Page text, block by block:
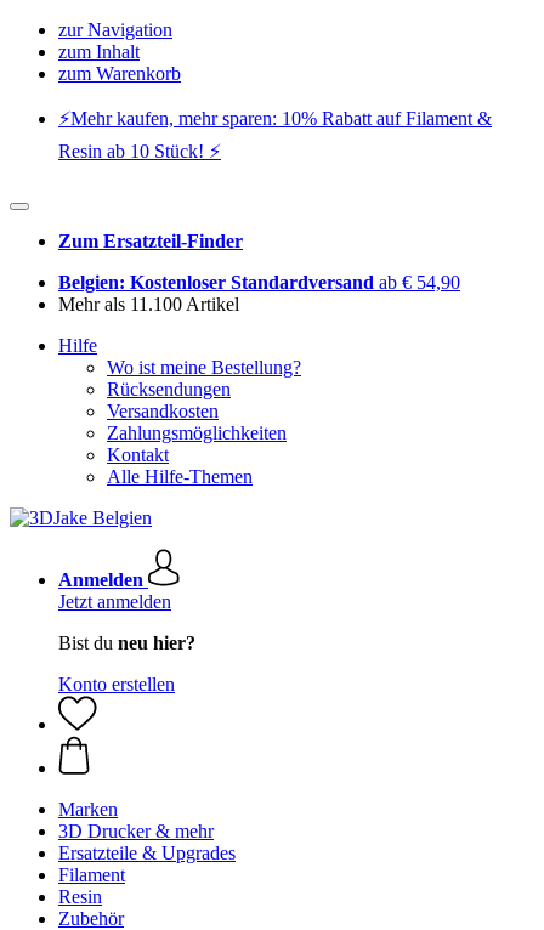
zur Navigation
zum Inhalt
zum Warenkorb
⚡️Mehr kaufen, mehr sparen: 10% Rabatt auf Filament &
Resin ab 10 Stück! ⚡️
Zum Ersatzteil-Finder
Belgien: Kostenloser Standardversand ab € 54,90
Mehr als 11.100 Artikel
Hilfe
Wo ist meine Bestellung?
Rücksendungen
Versandkosten
Zahlungsmöglichkeiten
Kontakt
Alle Hilfe-Themen
Anmelden
Jetzt anmelden
Bist du neu hier?
Konto erstellen
Marken
3D Drucker & mehr
Ersatzteile & Upgrades
Filament
Resin
Zubehör